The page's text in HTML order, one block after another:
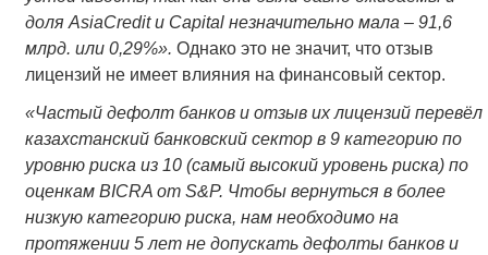
доля AsiaCredit и Capital незначительно мала – 91,6
млрд. или 0,29%». Однако это не значит, что отзыв
лицензий не имеет влияния на финансовый сектор.
«Частый дефолт банков и отзыв их лицензий перевёл
казахстанский банковский сектор в 9 категорию по
уровню риска из 10 (самый высокий уровень риска) по
оценкам BICRA от S&P. Чтобы вернуться в более
низкую категорию риска, нам необходимо на
протяжении 5 лет не допускать дефолты банков и